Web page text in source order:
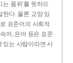
품위’를 뜻하므
한다. 물론 교양 있
표준어의 사회적
어, 은어 등은 표준
있는 사람이라면 사